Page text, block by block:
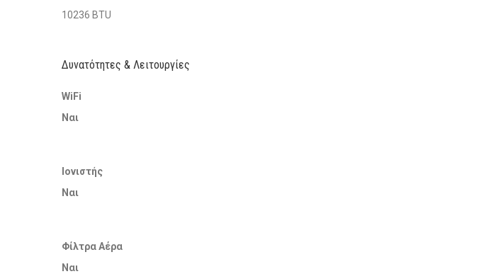
10236 BTU
Δυνατότητες & Λειτουργίες
WiFi
Ναι
Ιονιστής
Ναι
Φίλτρα Αέρα
Ναι